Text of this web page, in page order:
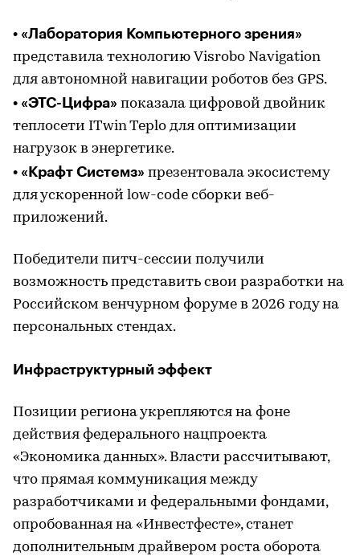
• «Лаборатория Компьютерного зрения»
представила технологию Visrobo Navigation
для автономной навигации роботов без GPS.
• «ЭТС-Цифра» показала цифровой двойник
теплосети ITwin Teplo для оптимизации
нагрузок в энергетике.
• «Крафт Системз» презентовала экосистему
для ускоренной low-code сборки веб-
приложений.
Победители питч-сессии получили
возможность представить свои разработки на
Российском венчурном форуме в 2026 году на
персональных стендах.
Инфраструктурный эффект
Позиции региона укрепляются на фоне
действия федерального нацпроекта
«Экономика данных». Власти рассчитывают,
что прямая коммуникация между
разработчиками и федеральными фондами,
опробованная на «Инвестфесте», станет
дополнительным драйвером роста оборота